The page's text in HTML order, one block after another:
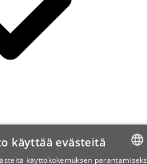
käyttää evästeitä
käyttökokemuksen